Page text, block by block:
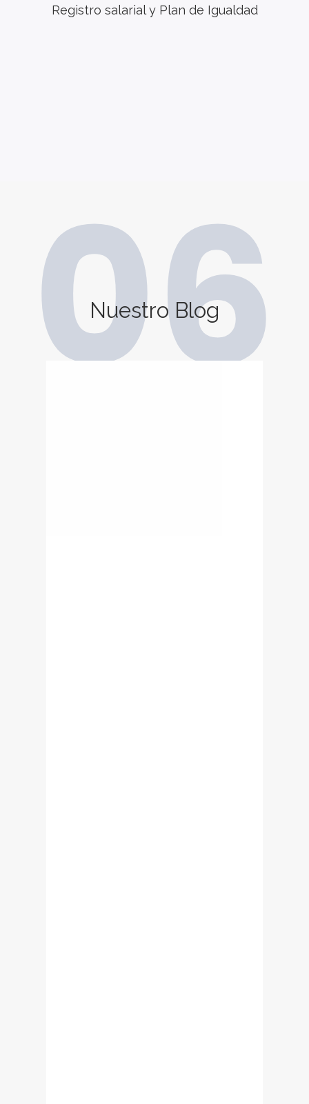
Registro salarial y Plan de Igualdad
06
Nuestro Blog